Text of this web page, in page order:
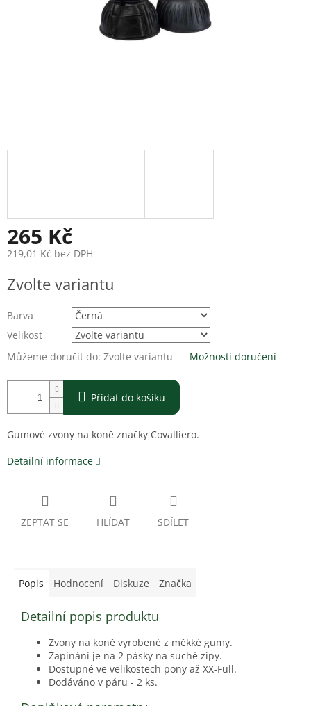
265 Kč
219,01 Kč bez DPH
cena:
Zvolte variantu
Barva
Velikost
Můžeme doručit do: Zvolte variantu Možnosti doručení
Přidat do košíku
Gumové zvony na koně značky Covalliero.
Detailní informace
ZEPTAT SE HLÍDAT SDÍLET
Popis Hodnocení Diskuze Značka
Detailní popis produktu
Zvony na koně vyrobené z měkké gumy.
Zapínání je na 2 pásky na suché zipy.
Dostupné ve velikostech pony až XX-Full.
Dodáváno v páru - 2 ks.